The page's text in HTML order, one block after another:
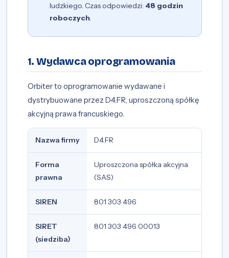
ludzkiego. Czas odpowiedzi: 48 godzin
roboczych.
1. Wydawca oprogramowania
Orbiter to oprogramowanie wydawane i
dystrybuowane przez D4.FR, uproszczoną spółkę
akcyjną prawa francuskiego.
Nazwa firmy D4.FR
Forma
prawna
Uproszczona spółka akcyjna
(SAS)
SIREN 801 303 496
SIRET
(siedziba)
801 303 496 00013